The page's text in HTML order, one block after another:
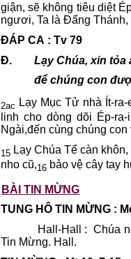
giận, sẽ không tiêu diệt
ngươi, Ta là Đấng Thánh,
ĐÁP CA : Tv 79
Đ.
Lạy Chúa, xin
để chúng con
2ac Lạy Mục Tử nhà Ít-
linh cho dòng dõi Ép-
Ngài,đến cùng chúng
15 Lạy Chúa Tể càn
nho cũ,16 bảo vệ cây tay
BÀI TIN MỪNG
TUNG HÔ TIN MỪNG :
Hall-Hall : Chúa
Tin Mừng. Hall.